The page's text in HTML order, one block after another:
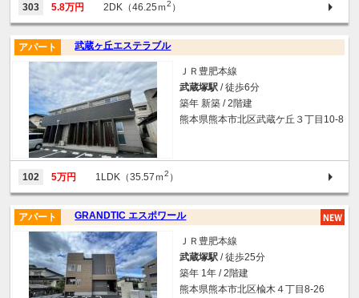
303 5.8万円 2DK（46.25ｍ2 ）
武蔵ヶ丘エステラブル
アパート
ＪＲ豊肥本線
武蔵塚駅 / 徒歩6分
築年 新築 / 2階建
熊本県熊本市北区武蔵ケ丘３丁目10-8
102 5万円 1LDK（35.57ｍ2 ）
GRANDTIC エスポワール
アパート
ＪＲ豊肥本線
武蔵塚駅 / 徒歩25分
築年 1年 / 2階建
熊本県熊本市北区楡木４丁目8-26